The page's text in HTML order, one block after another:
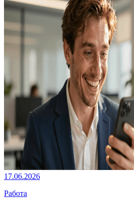
17.06.2026
Работа